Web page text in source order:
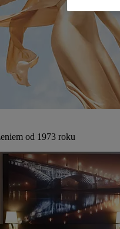
od 1973 roku